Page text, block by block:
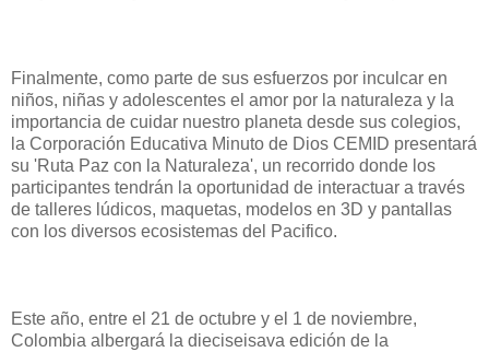
Finalmente, como parte de sus esfuerzos por inculcar en
niños, niñas y adolescentes el amor por la naturaleza y la
importancia de cuidar nuestro planeta desde sus colegios,
la Corporación Educativa Minuto de Dios CEMID presentará
su 'Ruta Paz con la Naturaleza', un recorrido donde los
participantes tendrán la oportunidad de interactuar a través
de talleres lúdicos, maquetas, modelos en 3D y pantallas
con los diversos ecosistemas del Pacifico.
Este año, entre el 21 de octubre y el 1 de noviembre,
Colombia albergará la dieciseisava edición de la